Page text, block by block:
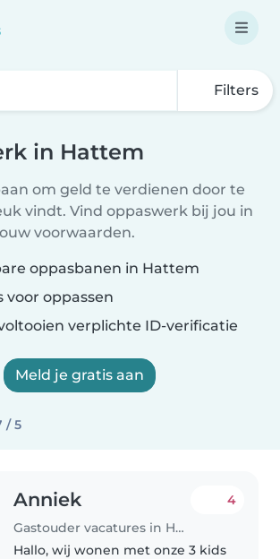
Filters
in Hattem
om geld te verdienen door te
vindt. Vind oppaswerk bij jou in
voorwaarden.
oppasbanen in Hattem
voor oppassen
verplichte ID-verificatie
Meld je gratis aan
/ 5
Anniek
Gastouder vacatures in Hattem
4
Hallo, wij wonen met onze 3 kids